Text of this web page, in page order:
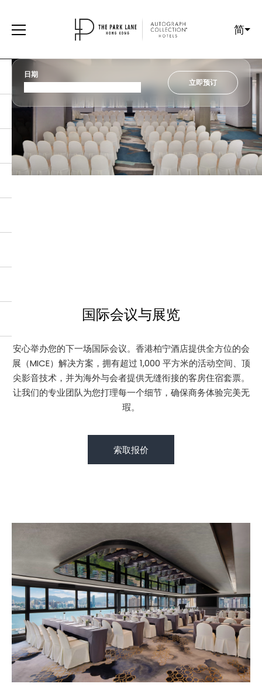
简
日期
立即预订
国际会议与展览
安心举办您的下一场国际会议。香港柏宁酒店提供全方位的会
展（MICE）解决方案，拥有超过 1,000 平方米的活动空间、顶
尖影音技术，并为海外与会者提供无缝衔接的客房住宿套票。
让我们的专业团队为您打理每一个细节，确保商务体验完美无
瑕。
索取报价